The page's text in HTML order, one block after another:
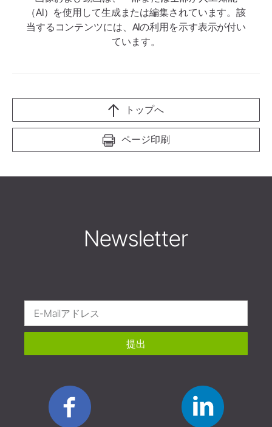
（AI）を使用して生成または編集されています。該
当するコンテンツには、AIの利用を示す表示が付い
ています。
ページ印刷
トップへ
Newsletter
提出